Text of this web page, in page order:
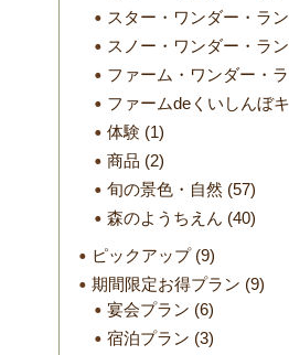
スター・ワンダー・ラ
スノー・ワンダー・ラ
ファーム・ワンダー・
ファームdeくいしんぼ
体験 (1)
商品 (2)
旬の景色・自然 (57)
森のようちえん (40)
ピックアップ(9)
期間限定お得プラン (9)
宴会プラン (6)
宿泊プラン (3)